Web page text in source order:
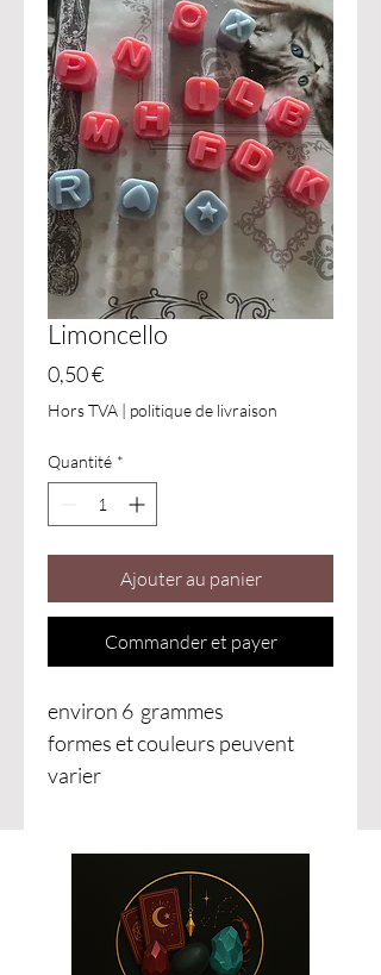
Limoncello
0,50 €Prix
Hors TVA | politique de livraison
Quantité *
Ajouter au panier
Commander et payer
environ 6 grammes
formes et couleurs peuvent
varier